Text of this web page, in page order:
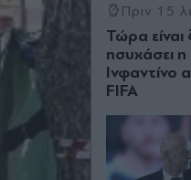
Πριν 15
Τώρα είναι
ησυχάσει η
Ινφαντίνο
FIFA